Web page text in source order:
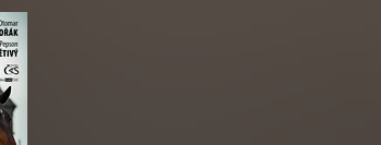
že to byl úkol téměř nesplnitelný. Jako kdyby
zmapovat proud rozvodněné řeky. Postihnout
Ale i ten snad – pevně věřím – cosi vypovídá
předků, a my bychom si jistě nepřáli, aby ji
ohlédnutí za tím, co bylo, je i mrazivým
Ernesta Hemingwaye. A s klasiky, byť již dávno